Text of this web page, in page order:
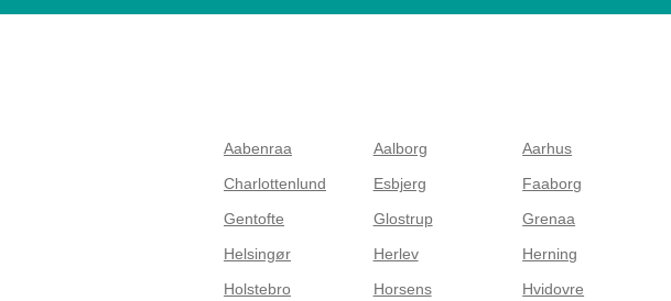
Aabenraa Aalborg Aarhus
Charlottenlund
Esbjerg Faaborg
Gentofte
Glostrup Grenaa
Helsingør
Herlev Herning
Holstebro
Horsens Hvidovre